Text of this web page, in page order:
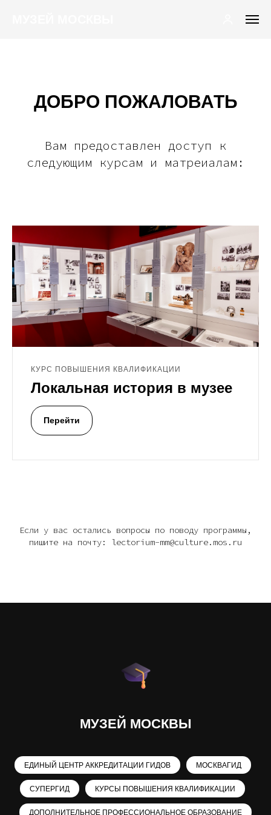
ДОБРО ПОЖАЛОВАТЬ
Вам предоставлен доступ к
следующим курсам и матреиалам:
КУРС ПОВЫШЕНИЯ КВАЛИФИКАЦИИ
Локальная история в музее
Перейти
Если у вас остались вопросы по поводу программы,
пишите на почту: lectorium-mm@culture.mos.ru
МУЗЕЙ МОСКВЫ
ЕДИНЫЙ ЦЕНТР АККРЕДИТАЦИИ ГИДОВ МОСКВАГИД
СУПЕРГИД КУРСЫ ПОВЫШЕНИЯ КВАЛИФИКАЦИИ
ДОПОЛНИТЕЛЬНОЕ ПРОФЕССИОНАЛЬНОЕ ОБРАЗОВАНИЕ